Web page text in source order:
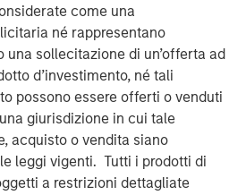
come una
né rappresentano
una sollecitazione di un’offerta ad
d’investimento, né tali
possono essere offerti o venduti
giurisdizione in cui tale
acquisto o vendita siano
leggi vigenti. Tutti i prodotti di
a restrizioni dettagliate
build this capability.”
co-founder of SDI said “MSEP
in the oil and gas industry and
Canada, and internationally
We have many exciting
us and truly believe that MSEP
and resources that we